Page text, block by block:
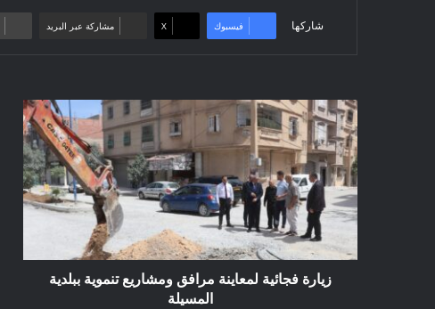
شاركها فيسبوك ‫X مشاركة عبر البريد
زيارة
فجائية
لمعاينة
مرافق
ومشاريع
تنموية
ببلدية
المسيلة
زيارة فجائية لمعاينة مرافق ومشاريع تنموية ببلدية
المسيلة